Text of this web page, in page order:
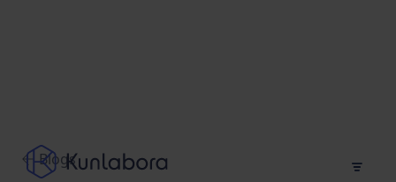
Blogs